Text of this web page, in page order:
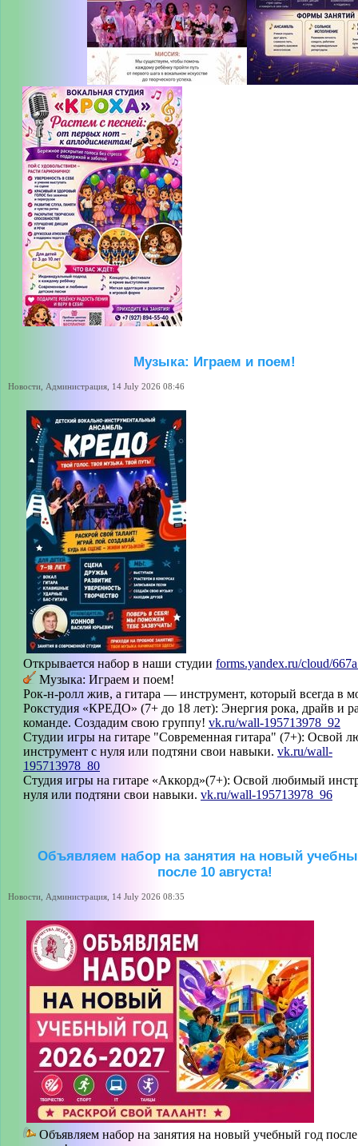
Музыка: Играем и поем!
Новости, Администрация, 14 July 2026 08:46
Открывается набор в наши студии forms.yandex.ru/cloud/
Музыка: Играем и поем!
Рок-н-ролл жив, а гитара — инструмент, который всегда в
Рокстудия «КРЕДО» (7+ до 18 лет): Энергия рока, драйв и
команде. Создадим свою группу! vk.ru/wall-195713978_92
Студии игры на гитаре "Современная гитара" (7+): Освой
инструмент с нуля или подтяни свои навыки. vk.ru/wall-
195713978_80
Студия игры на гитаре «Аккорд»(7+): Освой любимый
нуля или подтяни свои навыки. vk.ru/wall-195713978_96
Объявляем набор на занятия на новый
после 10 августа!
Новости, Администрация, 14 July 2026 08:35
Объявляем набор на занятия на новый учебный год